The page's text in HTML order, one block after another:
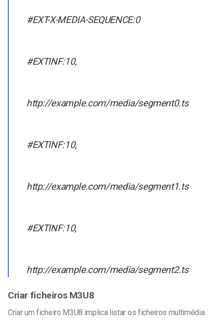
#EXT-X-MEDIA-SEQUENCE:0
#EXTINF:10,
http://example.com/media/segment0.ts
#EXTINF:10,
http://example.com/media/segment1.ts
#EXTINF:10,
http://example.com/media/segment2.ts
Criar ficheiros M3U8
Criar um ficheiro M3U8 implica listar os ficheiros multimédia